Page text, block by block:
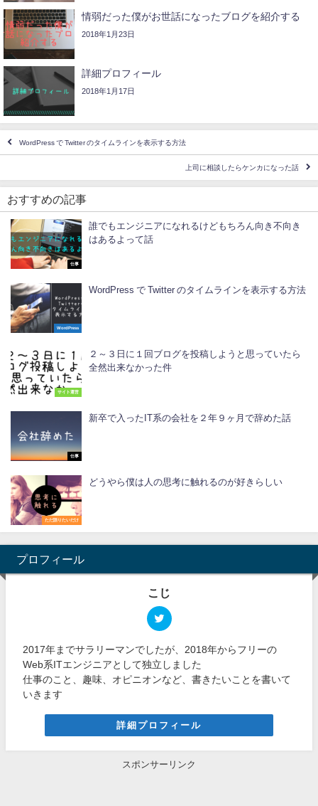
情弱だった僕がお世話になったブログを紹介する
2018年1月23日
詳細プロフィール
2018年1月17日
WordPress で Twitter のタイムラインを表示する方法
上司に相談したらケンカになった話
おすすめの記事
仕事
誰でもエンジニアになれるけどもちろん向き不向き
はあるよって話
WordPress
WordPress で Twitter のタイムラインを表示する方法
サイト運営
２～３日に１回ブログを投稿しようと思っていたら
全然出来なかった件
仕事
新卒で入ったIT系の会社を２年９ヶ月で辞めた話
ただ語りたいだけ
どうやら僕は人の思考に触れるのが好きらしい
プロフィール
こじ
2017年までサラリーマンでしたが、2018年からフリーの
Web系ITエンジニアとして独立しました
仕事のこと、趣味、オピニオンなど、書きたいことを書いて
いきます
詳細プロフィール
スポンサーリンク